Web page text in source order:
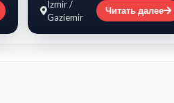
İzmir /
Gaziemir
Читать далее